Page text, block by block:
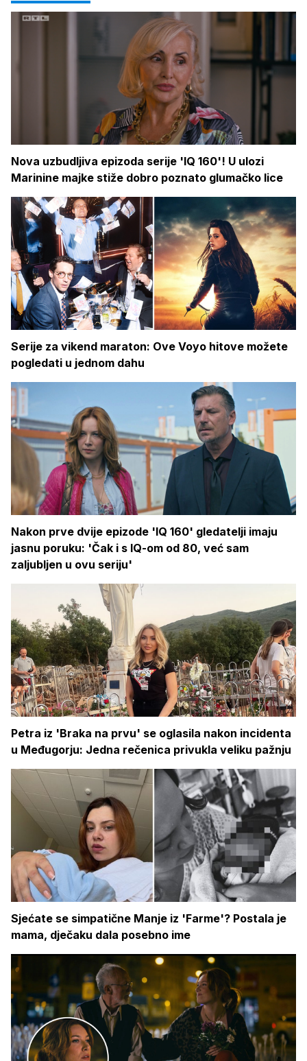
Nova uzbudljiva epizoda serije 'IQ 160'! U ulozi
Marinine majke stiže dobro poznato glumačko lice
Serije za vikend maraton: Ove Voyo hitove možete
pogledati u jednom dahu
Nakon prve dvije epizode 'IQ 160' gledatelji imaju
jasnu poruku: 'Čak i s IQ-om od 80, već sam
zaljubljen u ovu seriju'
Petra iz 'Braka na prvu' se oglasila nakon incidenta
u Međugorju: Jedna rečenica privukla veliku pažnju
Sjećate se simpatične Manje iz 'Farme'? Postala je
mama, dječaku dala posebno ime